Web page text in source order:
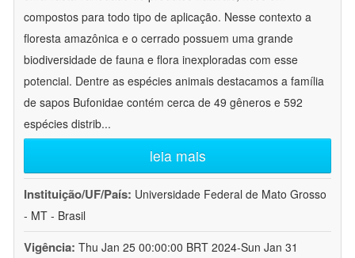
compostos para todo tipo de aplicação. Nesse contexto a
floresta amazônica e o cerrado possuem uma grande
biodiversidade de fauna e flora inexploradas com esse
potencial. Dentre as espécies animais destacamos a família
de sapos Bufonidae contém cerca de 49 gêneros e 592
espécies distrib...
leia mais
Instituição/UF/País: Universidade Federal de Mato Grosso
- MT - Brasil
Vigência: Thu Jan 25 00:00:00 BRT 2024-Sun Jan 31